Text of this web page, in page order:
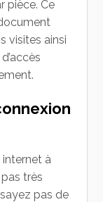
pièce. Ce
visites ainsi
à
très
pas de